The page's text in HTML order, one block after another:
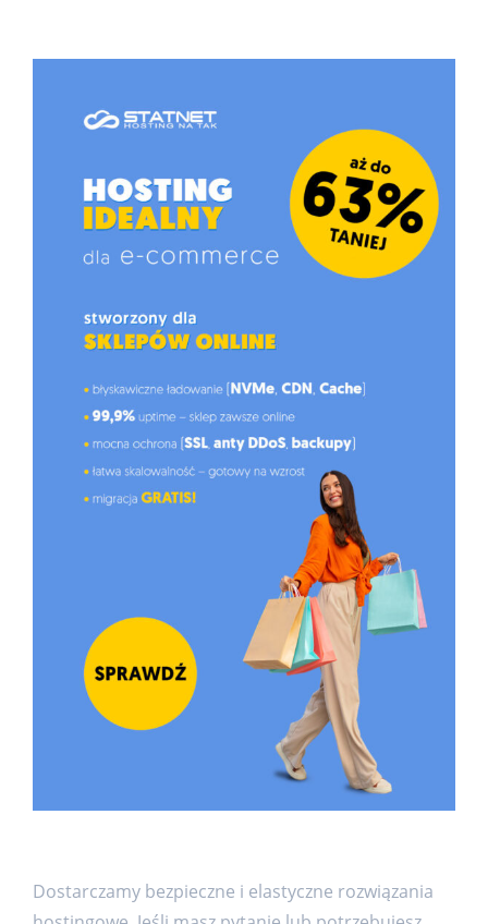
Dostarczamy bezpieczne i elastyczne rozwiązania